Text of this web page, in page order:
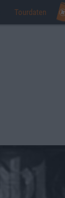
Tourdaten